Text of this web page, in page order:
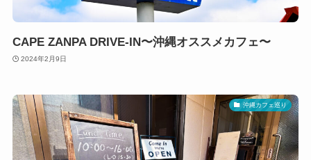
CAPE ZANPA DRIVE-IN〜沖縄オススメカフェ〜
2024年2月9日
沖縄カフェ巡り